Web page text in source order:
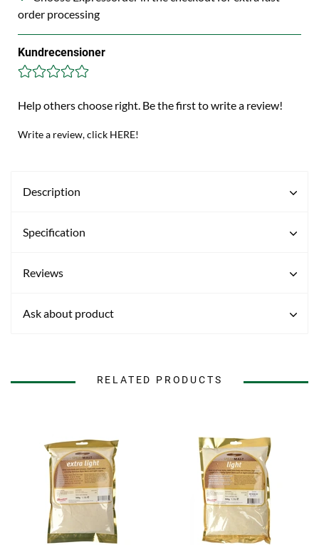
order processing
Kundrecensioner
Help others choose right. Be the first to write a review!
Write a review, click HERE!
Description
Specification
Reviews
Ask about product
RELATED PRODUCTS